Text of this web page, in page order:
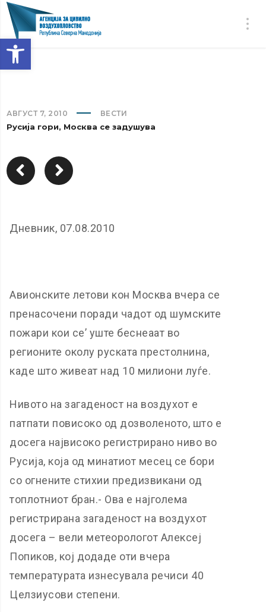
Open toolbar
АВГУСТ 7, 2010 ВЕСТИ
Русија гори, Москва се задушува
Дневник, 07.08.2010
Авионските летови кон Москва вчера се
пренасочени поради чадот од шумските
пожари кои се’ уште беснеаат во
регионите околу руската престолнина,
каде што живеат над 10 милиони луѓе.
Нивото на загаденост на воздухот е
патпати повисоко од дозволеното, што е
досега највисоко регистрирано ниво во
Русија, која од минатиот месец се бори
со огнените стихии предизвикани од
топлотниот бран.- Ова е најголема
регистрирана загаденост на воздухот
досега – вели метеорологот Алексеј
Попиков, кој додаде оти вчера
температурата изнесувала речиси 40
Целзиусови степени.